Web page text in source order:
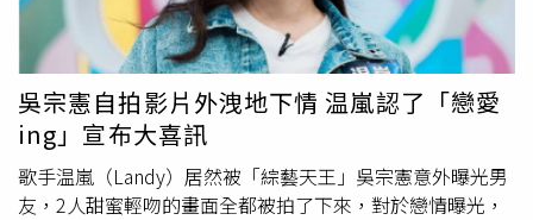
身鳥屎都是我弟，坐遠一點就好。」面對媒體詢問鹿希派是
否出席婚宴，吳宗憲則未給正面答覆，僅表示：「如果沒有
鹿希派，我會考慮養一條……。」匆匆結束訪問。吳姍儒29
日舉行婚禮，絕美婚紗照同步曝光。（圖／容易文創提供）
婚宴進行前，吳宗憲攜同女兒吳姍儒一同受訪。（圖／焦正
德、林士傑攝）
吳宗憲自拍影片外洩地下情 温嵐認了「戀愛
ing」宣布大喜訊
歌手温嵐（Landy）居然被「綜藝天王」吳宗憲意外曝光男
友，2人甜蜜輕吻的畫面全都被拍了下來，對於戀情曝光，